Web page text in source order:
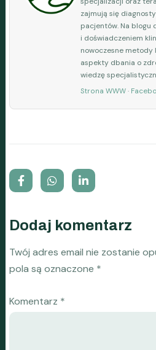
zajmują się
pacjentów. Na blogu
i doświadczeniem
nowoczesne
aspekty dbania o
wiedzę
Strona WWW ·
Dodaj komentarz
Twój adres email nie zostanie
pola są oznaczone *
Komentarz *